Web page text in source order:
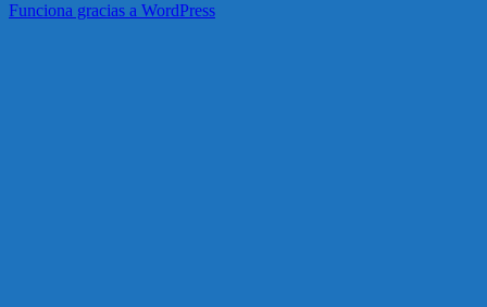
Funciona gracias a WordPress